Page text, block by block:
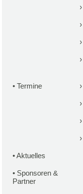
›
›
›
›
• Termine ›
›
›
›
•Aktuelles
• Sponsoren &
Partner